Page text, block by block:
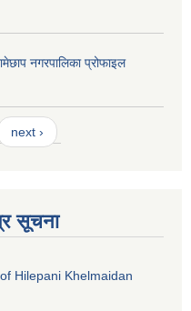
नगरपालिका प्रोफाइल
next ›
सूचना
Hilepani Khelmaidan